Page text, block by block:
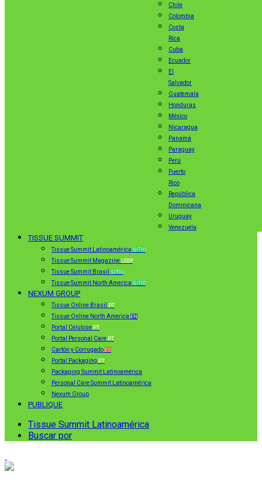
Chile
Colombia
Costa
Rica
Cuba
Ecuador
El
Salvador
Guatemala
Honduras
México
Nicaragua
Panamá
Paraguay
Perú
Puerto
Rico
República
Dominicana
Uruguay
Venezuela
TISSUE SUMMIT
Tissue Summit Latinoamérica SITIO
Tissue Summit Magazine LEER
Tissue Summit Brasil SITIO
Tissue Summit North America SITIO
NEXUM GROUP
Tissue Online Brasil PT
Tissue Online North America EN
Portal Celulose PT
Portal Personal Care PT
Cartón y Corrugado ES
Portal Packaging PT
Packaging Summit Latinoamérica
Personal Care Summit Latinoamérica
Nexum Group
PUBLIQUE
Tissue Summit Latinoamérica
Buscar por